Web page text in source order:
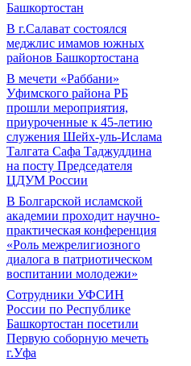
Башкортостан
В г.Салават состоялся
меджлис имамов южных
районов Башкортостана
В мечети «Раббани»
Уфимского района РБ
прошли мероприятия,
приуроченные к 45-летию
служения Шейх-уль-Ислама
Талгата Сафа Таджуддина
на посту Председателя
ЦДУМ России
В Болгарской исламской
академии проходит научно-
практическая конференция
«Роль межрелигиозного
диалога в патриотическом
воспитании молодежи»
Сотрудники УФСИН
России по Республике
Башкортостан посетили
Первую соборную мечеть
г.Уфа